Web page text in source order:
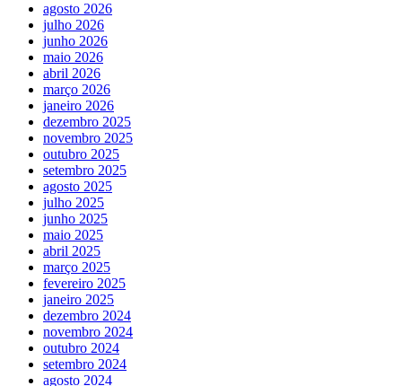
agosto 2026
julho 2026
junho 2026
maio 2026
abril 2026
março 2026
janeiro 2026
dezembro 2025
novembro 2025
outubro 2025
setembro 2025
agosto 2025
julho 2025
junho 2025
maio 2025
abril 2025
março 2025
fevereiro 2025
janeiro 2025
dezembro 2024
novembro 2024
outubro 2024
setembro 2024
agosto 2024